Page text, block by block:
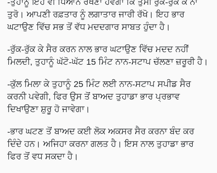
-ਤੁਹਾਨੂੰ ਇਹ ਵੀ ਧਿਆਨ ਰੱਖਣਾ ਹੋਵੇਗਾ ਕਿ ਤੁਸੀਂ ਰੁਕ-ਰੁਕ ਕੇ ਨਾ
ਤੁਰੋ। ਆਪਣੀ ਰਫ਼ਤਾਰ ਨੂੰ ਲਗਾਤਾਰ ਜਾਰੀ ਰੱਖੋ। ਇਹ ਭਾਰ
ਘਟਾਉਣ ਵਿੱਚ ਸਭ ਤੋਂ ਵੱਧ ਮਦਦਗਾਰ ਸਾਬਤ ਹੁੰਦਾ ਹੈ।
-ਰੁੱਕ-ਰੁੱਕ ਕੇ ਸੈਰ ਕਰਨ ਨਾਲ ਭਾਰ ਘਟਾਉਣ ਵਿੱਚ ਮਦਦ ਨਹੀਂ
ਮਿਲਦੀ, ਤੁਹਾਨੂੰ ਘੱਟੋ-ਘੱਟ 15 ਮਿੰਟ ਨਾਨ-ਸਟਾਪ ਚੱਲਣਾ ਜ਼ਰੂਰੀ ਹੈ।
-ਕੁੱਲ ਮਿਲਾ ਕੇ ਤੁਹਾਨੂੰ 25 ਮਿੰਟ ਲਈ ਨਾਨ-ਸਟਾਪ ਸਪੀਡ ਸੈਰ
ਕਰਨੀ ਪਵੇਗੀ, ਫਿਰ ਉਸ ਤੋਂ ਬਾਅਦ ਤੁਹਾਡਾ ਭਾਰ ਪ੍ਰਭਾਵ
ਦਿਖਾਉਣਾ ਸ਼ੁਰੂ ਹੋ ਜਾਵੇਗਾ।
-ਭਾਰ ਘਟਣ ਤੋਂ ਬਾਅਦ ਕਈ ਲੋਕ ਅਕਸਰ ਸੈਰ ਕਰਨਾ ਬੰਦ ਕਰ
ਦਿੰਦੇ ਹਨ। ਅਜਿਹਾ ਕਰਨਾ ਗਲਤ ਹੈ। ਇਸ ਨਾਲ ਤੁਹਾਡਾ ਭਾਰ
ਫਿਰ ਤੋਂ ਵਧ ਸਕਦਾ ਹੈ।